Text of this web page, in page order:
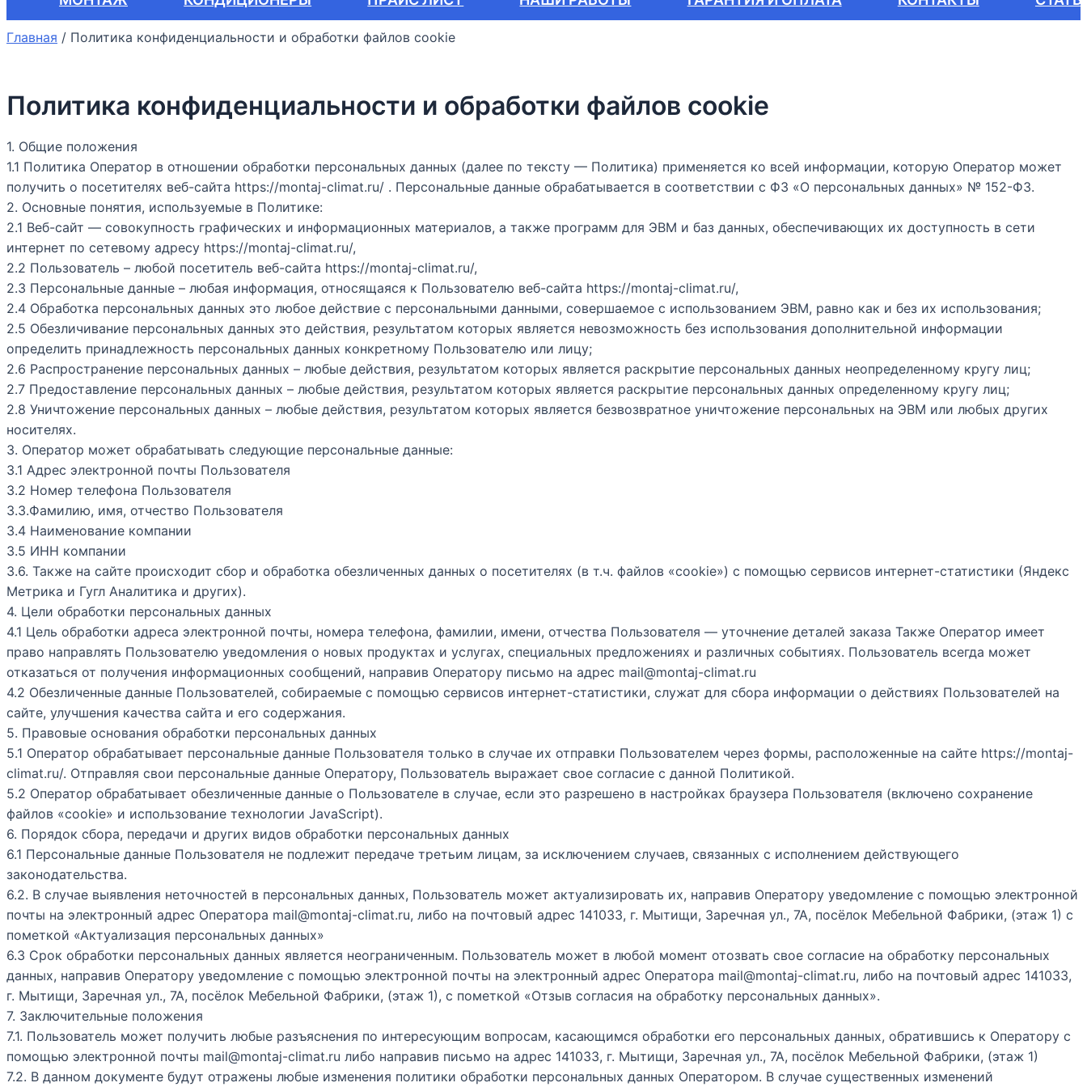
Главная / Политика конфиденциальности и обработки файлов cookie
Политика конфиденциальности и обработки файлов cookie
1. Общие положения
1.1 Политика Оператор в отношении обработки персональных данных (далее по тексту — Политика) применяется ко всей информации, которую Оператор может
получить о посетителях веб-сайта https://montaj-climat.ru/ . Персональные данные обрабатывается в соответствии с ФЗ «О персональных данных» № 152-ФЗ.
2. Основные понятия, используемые в Политике:
2.1 Веб-сайт — совокупность графических и информационных материалов, а также программ для ЭВМ и баз данных, обеспечивающих их доступность в сети
интернет по сетевому адресу https://montaj-climat.ru/,
2.2 Пользователь – любой посетитель веб-сайта https://montaj-climat.ru/,
2.3 Персональные данные – любая информация, относящаяся к Пользователю веб-сайта https://montaj-climat.ru/,
2.4 Обработка персональных данных это любое действие с персональными данными, совершаемое с использованием ЭВМ, равно как и без их использования;
2.5 Обезличивание персональных данных это действия, результатом которых является невозможность без использования дополнительной информации
определить принадлежность персональных данных конкретному Пользователю или лицу;
2.6 Распространение персональных данных – любые действия, результатом которых является раскрытие персональных данных неопределенному кругу лиц;
2.7 Предоставление персональных данных – любые действия, результатом которых является раскрытие персональных данных определенному кругу лиц;
2.8 Уничтожение персональных данных – любые действия, результатом которых является безвозвратное уничтожение персональных на ЭВМ или любых других
носителях.
3. Оператор может обрабатывать следующие персональные данные:
3.1 Адрес электронной почты Пользователя
3.2 Номер телефона Пользователя
3.3.Фамилию, имя, отчество Пользователя
3.4 Наименование компании
3.5 ИНН компании
3.6. Также на сайте происходит сбор и обработка обезличенных данных о посетителях (в т.ч. файлов «cookie») с помощью сервисов интернет-статистики (Яндекс
Метрика и Гугл Аналитика и других).
4. Цели обработки персональных данных
4.1 Цель обработки адреса электронной почты, номера телефона, фамилии, имени, отчества Пользователя — уточнение деталей заказа Также Оператор имеет
право направлять Пользователю уведомления о новых продуктах и услугах, специальных предложениях и различных событиях. Пользователь всегда может
отказаться от получения информационных сообщений, направив Оператору письмо на адрес mail@montaj-climat.ru
4.2 Обезличенные данные Пользователей, собираемые с помощью сервисов интернет-статистики, служат для сбора информации о действиях Пользователей на
сайте, улучшения качества сайта и его содержания.
5. Правовые основания обработки персональных данных
5.1 Оператор обрабатывает персональные данные Пользователя только в случае их отправки Пользователем через формы, расположенные на сайте https://montaj-
climat.ru/. Отправляя свои персональные данные Оператору, Пользователь выражает свое согласие с данной Политикой.
5.2 Оператор обрабатывает обезличенные данные о Пользователе в случае, если это разрешено в настройках браузера Пользователя (включено сохранение
файлов «cookie» и использование технологии JavaScript).
6. Порядок сбора, передачи и других видов обработки персональных данных
6.1 Персональные данные Пользователя не подлежит передаче третьим лицам, за исключением случаев, связанных с исполнением действующего
законодательства.
6.2. В случае выявления неточностей в персональных данных, Пользователь может актуализировать их, направив Оператору уведомление с помощью электронной
почты на электронный адрес Оператора mail@montaj-climat.ru, либо на почтовый адрес 141033, г. Мытищи, Заречная ул., 7А, посёлок Мебельной Фабрики, (этаж 1) с
пометкой «Актуализация персональных данных»
6.3 Срок обработки персональных данных является неограниченным. Пользователь может в любой момент отозвать свое согласие на обработку персональных
данных, направив Оператору уведомление с помощью электронной почты на электронный адрес Оператора mail@montaj-climat.ru, либо на почтовый адрес 141033,
г. Мытищи, Заречная ул., 7А, посёлок Мебельной Фабрики, (этаж 1), с пометкой «Отзыв согласия на обработку персональных данных».
7. Заключительные положения
7.1. Пользователь может получить любые разъяснения по интересующим вопросам, касающимся обработки его персональных данных, обратившись к Оператору с
помощью электронной почты mail@montaj-climat.ru либо направив письмо на адрес 141033, г. Мытищи, Заречная ул., 7А, посёлок Мебельной Фабрики, (этаж 1)
7.2. В данном документе будут отражены любые изменения политики обработки персональных данных Оператором. В случае существенных изменений